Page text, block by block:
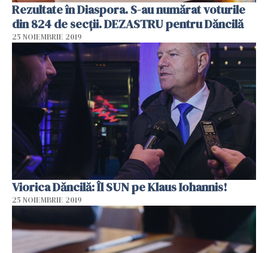
Rezultate în Diaspora. S-au numărat voturile
din 824 de secții. DEZASTRU pentru Dăncilă
25 NOIEMBRIE 2019
Viorica Dăncilă: Îl SUN pe Klaus Iohannis!
25 NOIEMBRIE 2019